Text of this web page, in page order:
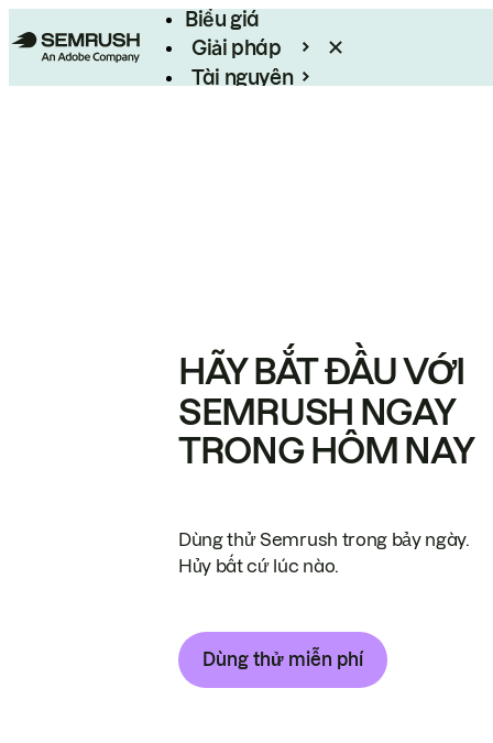
Biểu giá
Giải pháp
Tài nguyên
HÃY BẮT ĐẦU VỚI
SEMRUSH NGAY
TRONG HÔM NAY
Dùng thử Semrush trong bảy ngày.
Hủy bất cứ lúc nào.
Dùng thử miễn phí